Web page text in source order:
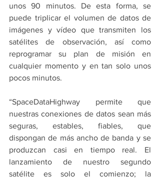
unos 90 minutos. De esta forma, se
puede triplicar el volumen de datos de
imágenes y vídeo que transmiten los
satélites de observación, así como
reprogramar su plan de misión en
cualquier momento y en tan solo unos
pocos minutos.
“SpaceDataHighway permite que
nuestras conexiones de datos sean más
seguras, estables, fiables, que
dispongan de más ancho de banda y se
produzcan casi en tiempo real. El
lanzamiento de nuestro segundo
satélite es solo el comienzo; la